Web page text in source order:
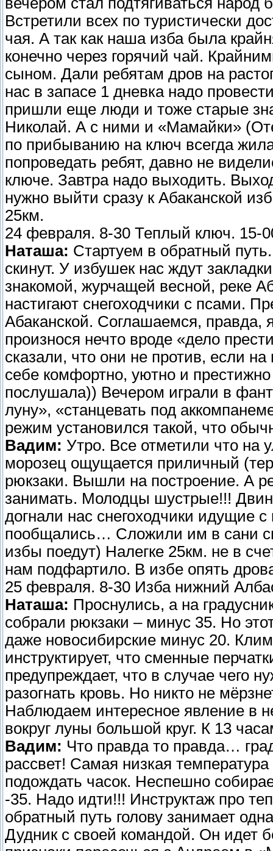
Встретили всех по туристически
чая. А так как наша изба была
конечно через горячий чай.
сыном. Дали ребятам дров на
нас в запасе 1 дневка надо
пришли еще люди и тоже старые
Николай. А с ними и «Мамайки»
по прибыванию на ключ всегда
попроведать ребят, давно не
ключе. Завтра надо выходить.
нужно выйти сразу к Абаканской
25км.
24 февраля. 8-30 Теплый ключ. 15-
Наташа: Стартуем в обратный
скинут. У избушек нас ждут
знакомой, журчащей весной, реке
настигают снегоходчики с псами.
Абаканской. Соглашаемся, правда,
произнося нечто вроде «дело
сказали, что они не против, если
себе комфортно, уютно и
послушала)) Вечером играли в
луну», «станцевать под
режим установился такой, что
Вадим: Утро. Все отметили что на
морозец ощущается приличный
рюкзаки. Вышли на построение. А
занимать. Молодцы шустрые!!!
догнали нас снегоходчики идущие
пообщались… Сложили им в сани
избы поедут) Налегке 25км. не в
нам подфартило. В избе опять
25 февраля. 8-30 Изба нижний
Наташа: Проснулись, а на
собрали рюкзаки – минус 35. Но
даже новосибирские минус 20.
инструктирует, что сменные
предупреждает, что в случае чего
разогнать кровь. Но никто не
Наблюдаем интересное явление в
вокруг луны большой круг. К 13
Вадим: Что правда то правда…
рассвет! Самая низкая
подождать часок. Неспешно
-35. Надо идти!!! Инструктаж про
обратный путь голову занимает
Дудник с своей командой. Он идет